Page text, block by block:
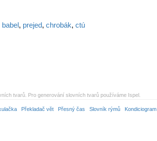
babel, prejed, chrobák, ctú
tvarů. Pro generování slovních tvarů používáme Ispel.
Překladač vět Přesný čas Slovník rýmů Kondiciogram